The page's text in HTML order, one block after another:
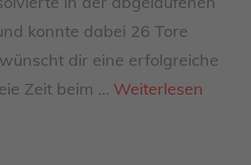
konnte dabei 26 Tore
dir eine erfolgreiche
Zeit beim … Weiterlesen